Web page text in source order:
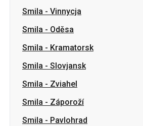
Smila-Slovjansk
Smila-Zviahel
Smila-Záporoží
Smila-Pavlohrad
Trasy do města Smila